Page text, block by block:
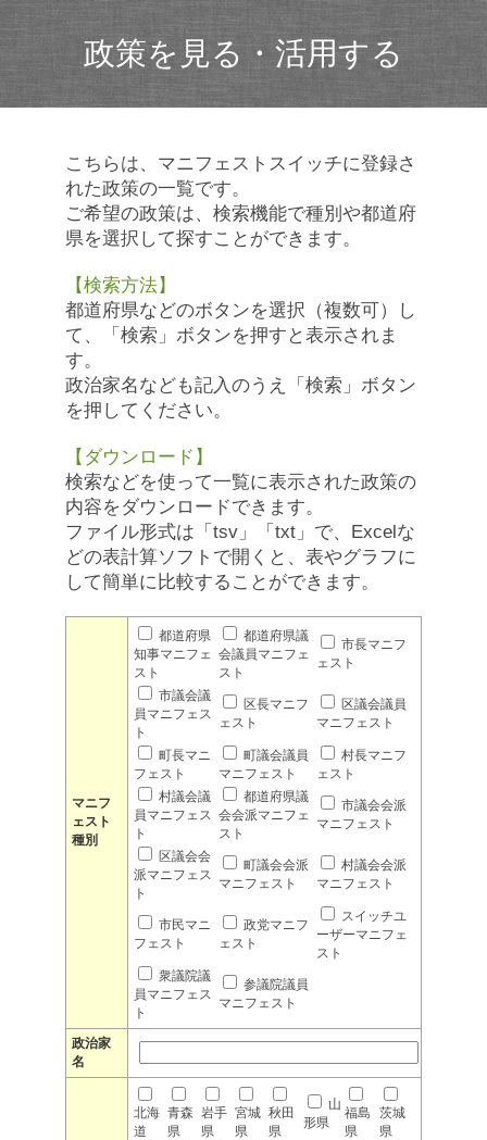
政策を見る・活用する
こちらは、マニフェストスイッチに登録さ
れた政策の一覧です。
ご希望の政策は、検索機能で種別や都道府
県を選択して探すことができます。
【検索方法】
都道府県などのボタンを選択（複数可）し
て、「検索」ボタンを押すと表示されま
す。
政治家名なども記入のうえ「検索」ボタン
を押してください。
【ダウンロード】
検索などを使って一覧に表示された政策の
内容をダウンロードできます。
ファイル形式は「tsv」「txt」で、Excelな
どの表計算ソフトで開くと、表やグラフに
して簡単に比較することができます。
マニフ
ェスト
種別
都道府県
知事マニフェ
スト
都道府県議
会議員マニフェ
スト
市長マニフ
ェスト
市議会議
員マニフェス
ト
区長マニフ
ェスト
区議会議員
マニフェスト
町長マニ
フェスト
町議会議員
マニフェスト
村長マニフ
ェスト
村議会議
員マニフェス
ト
都道府県議
会会派マニフェ
スト
市議会会派
マニフェスト
区議会会
派マニフェス
ト
町議会会派
マニフェスト
村議会会派
マニフェスト
市民マニ
フェスト
政党マニフ
ェスト
スイッチユ
ーザーマニフェ
スト
衆議院議
員マニフェス
ト
参議院議員
マニフェスト
政治家
名
北海
道
青森
県
岩手
県
宮城
県
秋田
県
山
形県
福島
県
茨城
県